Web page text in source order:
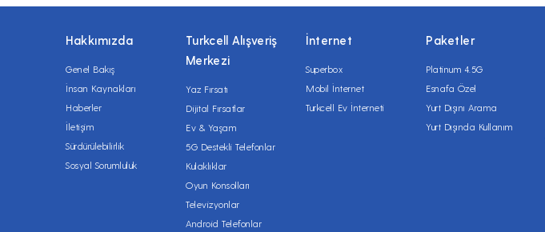
Hakkımızda
Genel Bakış
İnsan Kaynakları
Haberler
İletişim
Sürdürülebilirlik
Sosyal Sorumluluk
Turkcell Alışveriş
Merkezi
Yaz Fırsatı
Dijital Fırsatlar
Ev & Yaşam
5G Destekli Telefonlar
Kulaklıklar
Oyun Konsolları
Televizyonlar
Android Telefonlar
İnternet
Superbox
Mobil İnternet
Turkcell Ev İnterneti
Paketler
Platinum 4.5G
Esnafa Özel
Yurt Dışını Arama
Yurt Dışında Kullanım